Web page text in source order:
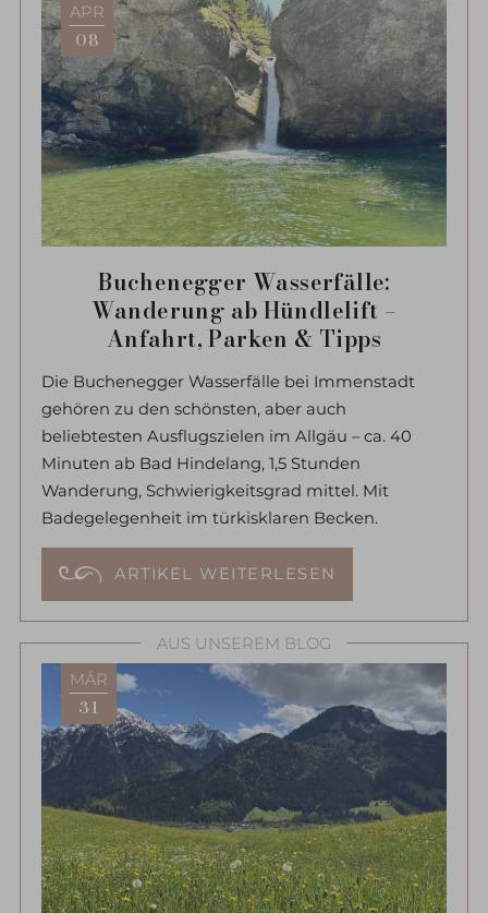
APR
08
Buchenegger Wasserfälle:
Wanderung ab Hündlelift –
Anfahrt, Parken & Tipps
Die Buchenegger Wasserfälle bei Immenstadt
gehören zu den schönsten, aber auch
beliebtesten Ausflugszielen im Allgäu – ca. 40
Minuten ab Bad Hindelang, 1,5 Stunden
Wanderung, Schwierigkeitsgrad mittel. Mit
Badegelegenheit im türkisklaren Becken.
ARTIKEL WEITERLESEN
AUS UNSEREM BLOG
MÄR
31